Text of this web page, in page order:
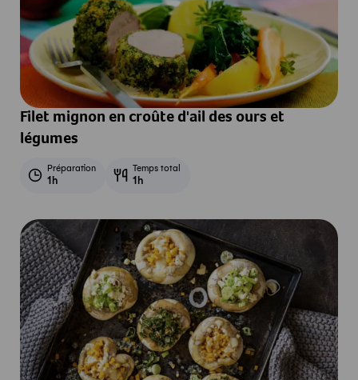
Filet mignon en croûte d'ail des ours et
légumes
Préparation
1h
Temps total
1h